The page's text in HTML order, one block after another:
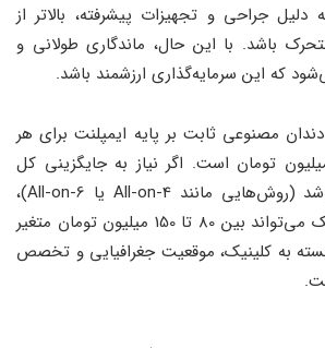
دلیل جراحی و تجهیزات پیشرفته، بالاتر از
باشد. با این حال، ماندگاری طولانی و
که این سرمایه‌گذاری ارزشمند باشد.
مصنوعی ثابت بر پایه ایمپلنت برای هر
بین 10 تا 25 میلیون تومان است. اگر نیاز به جایگزینی کل
دندان‌های یک فک باشد (روش‌هایی مانند All-on-4 یا All-on-6)،
هزینه کلی برای یک فک می‌تواند بین 80 تا 150 میلیون تومان متغیر
بسته به کلینیک، موقعیت جغرافیایی و تخصص